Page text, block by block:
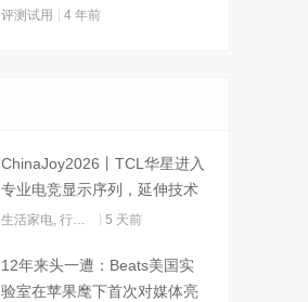
标称值
评测试用 4 年前
ChinaJoy2026丨TCL华星进入
专业电竞显示序列，延伸技术
边界赋能AI算力
生活家电 行业动态 5 天前
12年来头一遭：Beats美国实
验室在苹果麾下首次对媒体亮